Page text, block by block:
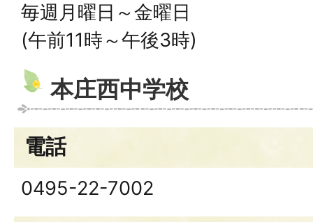
毎週月曜日～金曜日
(午前11時～午後3時)
本庄西中学校
電話
0495-22-7002